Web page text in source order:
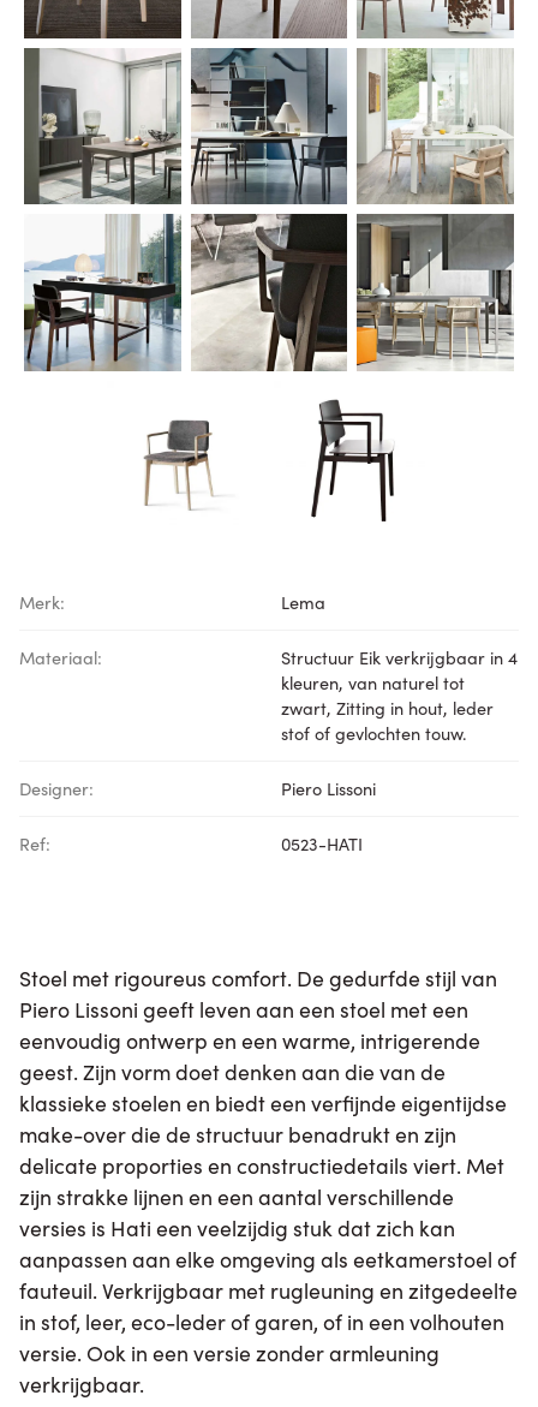
Merk: Lema
Materiaal:
Structuur Eik verkrijgbaar in 4
kleuren, van naturel tot
zwart, Zitting in hout, leder
stof of gevlochten touw.
Designer: Piero Lissoni
Ref: 0523-HATI
Stoel met rigoureus comfort. De gedurfde stijl van
Piero Lissoni geeft leven aan een stoel met een
eenvoudig ontwerp en een warme, intrigerende
geest. Zijn vorm doet denken aan die van de
klassieke stoelen en biedt een verfijnde eigentijdse
make-over die de structuur benadrukt en zijn
delicate proporties en constructiedetails viert. Met
zijn strakke lijnen en een aantal verschillende
versies is Hati een veelzijdig stuk dat zich kan
aanpassen aan elke omgeving als eetkamerstoel of
fauteuil. Verkrijgbaar met rugleuning en zitgedeelte
in stof, leer, eco-leder of garen, of in een volhouten
versie. Ook in een versie zonder armleuning
verkrijgbaar.